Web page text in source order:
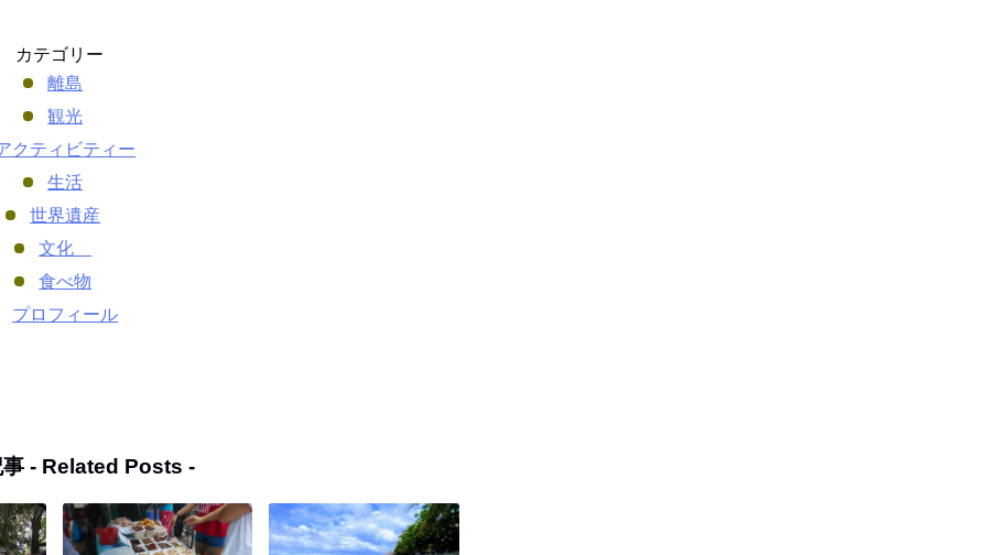
カテゴリー
離島
観光
クティビティー
生活
世界遺産
文化
食べ物
プロフィール
- Related Posts -